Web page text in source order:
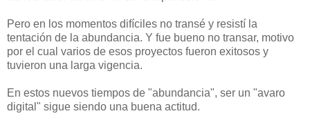
Pero en los momentos difíciles no transé y resistí la
tentación de la abundancia. Y fue bueno no transar, motivo
por el cual varios de esos proyectos fueron exitosos y
tuvieron una larga vigencia.
En estos nuevos tiempos de "abundancia", ser un "avaro
digital" sigue siendo una buena actitud.